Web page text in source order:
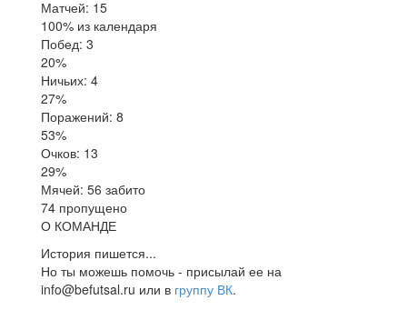
Матчей: 15
100% из календаря
Побед: 3
20%
Ничьих: 4
27%
Поражений: 8
53%
Очков: 13
29%
Мячей: 56 забито
74 пропущено
О КОМАНДЕ
История пишется...
Но ты можешь помочь - присылай ее на
info@befutsal.ru или в группу ВК.